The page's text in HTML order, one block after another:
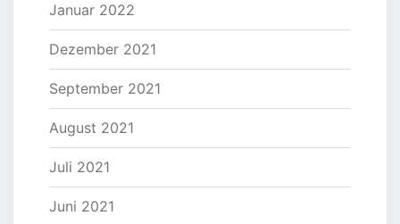
Januar 2022
Dezember 2021
September 2021
August 2021
Juli 2021
Juni 2021